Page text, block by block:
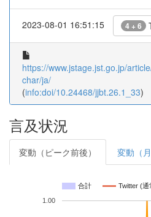
2023-08-01 16:51:15 4 + 6
https://www.jstage.jst.go.jp/
char/ja/
(info:doi/10.24468/jjbt.26.1_33)
言及状況
変動（ピーク前後） 変動（月
合計 Twitter (通
1.00